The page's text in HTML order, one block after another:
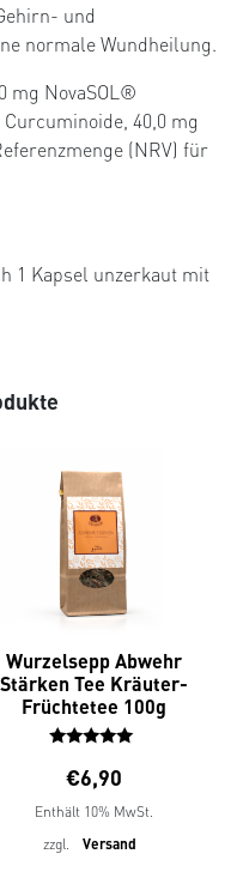
und
normale Wundheilung.
mg NovaSOL®
40,0 mg
(NRV) für
1 Kapsel unzerkaut mit
Wurzelsepp Abwehr
Stärken Tee Kräuter-
Früchtetee 100g
Bewertet
mit
5.00
von 5
€6,90
Enthält 10% MwSt.
zzgl.
Versand